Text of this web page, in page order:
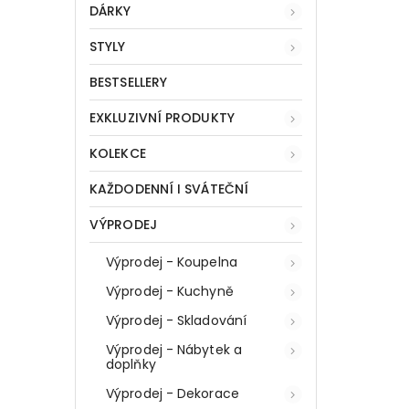
DÁRKY
STYLY
BESTSELLERY
EXKLUZIVNÍ PRODUKTY
KOLEKCE
KAŽDODENNÍ I SVÁTEČNÍ
VÝPRODEJ
Výprodej - Koupelna
Výprodej - Kuchyně
Výprodej - Skladování
Výprodej - Nábytek a
doplňky
Výprodej - Dekorace